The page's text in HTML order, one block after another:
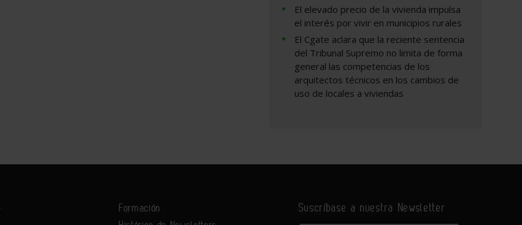
El elevado precio de la vivienda impulsa
el interés por vivir en municipios rurales
El Cgate aclara que la reciente sentencia
del Tribunal Supremo no limita de forma
general las competencias de los
arquitectos técnicos en los cambios de
uso de locales a viviendas
Formación
Suscríbase a nuestra Newsletter